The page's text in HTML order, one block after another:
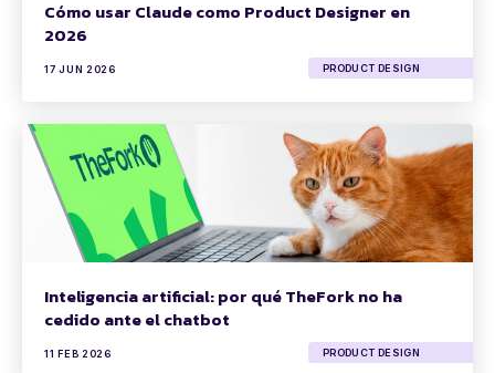
Cómo usar Claude como Product Designer en
2026
17 JUN 2026 PRODUCT DESIGN
Inteligencia artificial: por qué TheFork no ha
cedido ante el chatbot
11 FEB 2026 PRODUCT DESIGN